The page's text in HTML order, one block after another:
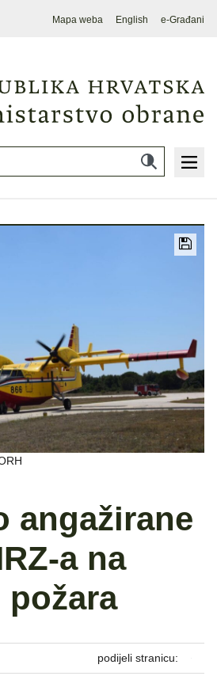
Mapa weba English e-Građani
angažirane
a na
podijeli stranicu: